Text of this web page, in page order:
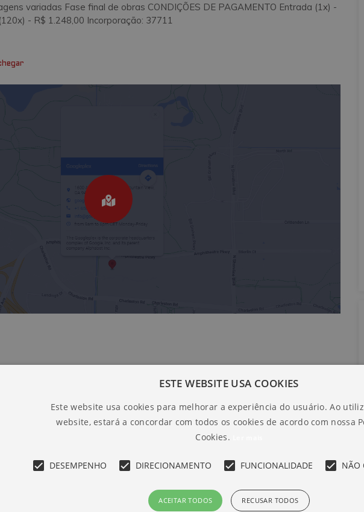
variadas Fase final de obras CONDIÇÕES DE PAGAMENTO Entrada (1x) -
- R$ 1.248,00 Incorporação: 37711
ESTE WEBSITE USA COOKIES
Este website usa cookies para melhorar a experiência do usuário. Ao
website, estará a concordar com todos os cookies de acordo com nossa
Cookies.
DESEMPENHO DIRECIONAMENTO FUNCIONALIDADE NÃO
ACEITAR TODOS RECUSAR TODOS